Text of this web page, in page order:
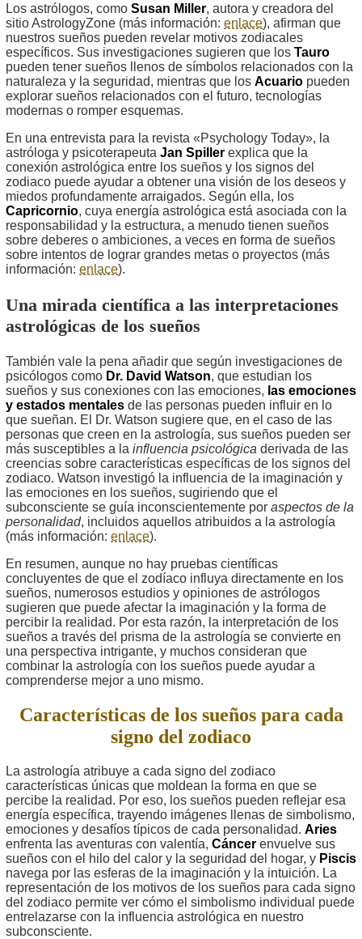
Los astrólogos, como Susan Miller, autora y creadora del
sitio AstrologyZone (más información: enlace), afirman que
nuestros sueños pueden revelar motivos zodiacales
específicos. Sus investigaciones sugieren que los Tauro
pueden tener sueños llenos de símbolos relacionados con la
naturaleza y la seguridad, mientras que los Acuario pueden
explorar sueños relacionados con el futuro, tecnologías
modernas o romper esquemas.
En una entrevista para la revista «Psychology Today», la
astróloga y psicoterapeuta Jan Spiller explica que la
conexión astrológica entre los sueños y los signos del
zodiaco puede ayudar a obtener una visión de los deseos y
miedos profundamente arraigados. Según ella, los
Capricornio, cuya energía astrológica está asociada con la
responsabilidad y la estructura, a menudo tienen sueños
sobre deberes o ambiciones, a veces en forma de sueños
sobre intentos de lograr grandes metas o proyectos (más
información: enlace).
Una mirada científica a las interpretaciones
astrológicas de los sueños
También vale la pena añadir que según investigaciones de
psicólogos como Dr. David Watson, que estudian los
sueños y sus conexiones con las emociones, las emociones
y estados mentales de las personas pueden influir en lo
que sueñan. El Dr. Watson sugiere que, en el caso de las
personas que creen en la astrología, sus sueños pueden ser
más susceptibles a la influencia psicológica derivada de las
creencias sobre características específicas de los signos del
zodiaco. Watson investigó la influencia de la imaginación y
las emociones en los sueños, sugiriendo que el
subconsciente se guía inconscientemente por aspectos de la
personalidad, incluidos aquellos atribuidos a la astrología
(más información: enlace).
En resumen, aunque no hay pruebas científicas
concluyentes de que el zodíaco influya directamente en los
sueños, numerosos estudios y opiniones de astrólogos
sugieren que puede afectar la imaginación y la forma de
percibir la realidad. Por esta razón, la interpretación de los
sueños a través del prisma de la astrología se convierte en
una perspectiva intrigante, y muchos consideran que
combinar la astrología con los sueños puede ayudar a
comprenderse mejor a uno mismo.
Características de los sueños para cada
signo del zodiaco
La astrología atribuye a cada signo del zodiaco
características únicas que moldean la forma en que se
percibe la realidad. Por eso, los sueños pueden reflejar esa
energía específica, trayendo imágenes llenas de simbolismo,
emociones y desafíos típicos de cada personalidad. Aries
enfrenta las aventuras con valentía, Cáncer envuelve sus
sueños con el hilo del calor y la seguridad del hogar, y Piscis
navega por las esferas de la imaginación y la intuición. La
representación de los motivos de los sueños para cada signo
del zodiaco permite ver cómo el simbolismo individual puede
entrelazarse con la influencia astrológica en nuestro
subconsciente.